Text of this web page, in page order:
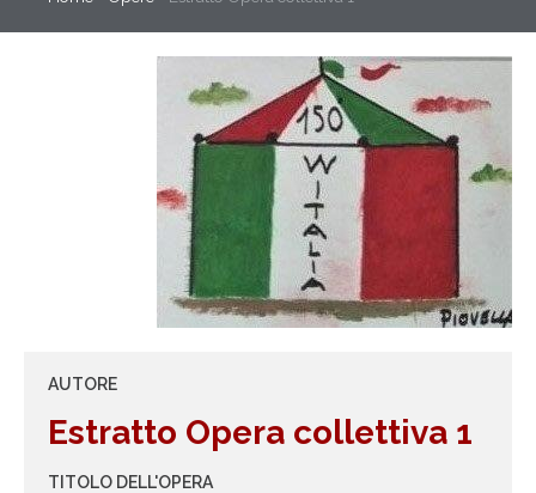
AUTORE
Estratto Opera collettiva 1
TITOLO DELL'OPERA